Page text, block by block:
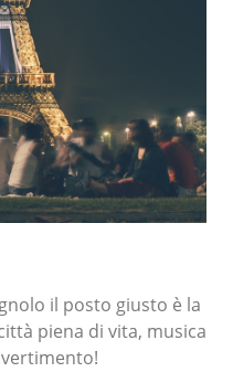
il posto giusto è la
piena di vita, musica